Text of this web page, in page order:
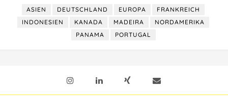
ASIEN DEUTSCHLAND EUROPA
FRANKREICH
INDONESIEN
KANADA MADEIRA
NORDAMERIKA
PANAMA
PORTUGAL